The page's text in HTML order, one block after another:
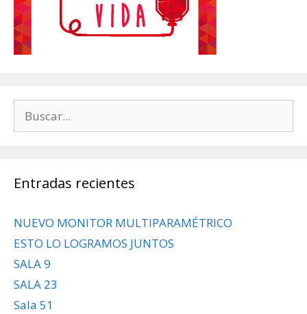
Entradas recientes
NUEVO MONITOR MULTIPARAMÉTRICO
ESTO LO LOGRAMOS JUNTOS
SALA 9
SALA 23
Sala 51